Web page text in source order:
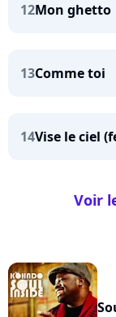
12Mon ghetto
13Comme toi
14Vise le ciel
Voir